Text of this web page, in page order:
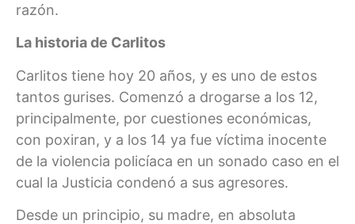
razón.
La historia de Carlitos
Carlitos tiene hoy 20 años, y es uno de estos
tantos gurises. Comenzó a drogarse a los 12,
principalmente, por cuestiones económicas,
con poxiran, y a los 14 ya fue víctima inocente
de la violencia policíaca en un sonado caso en el
cual la Justicia condenó a sus agresores.
Desde un principio, su madre, en absoluta